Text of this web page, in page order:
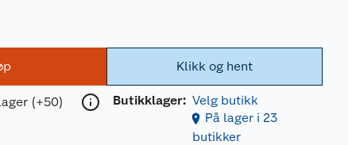
(+50)
Klikk og hent
Butikklager: Velg butikk
På lager i 23
butikker